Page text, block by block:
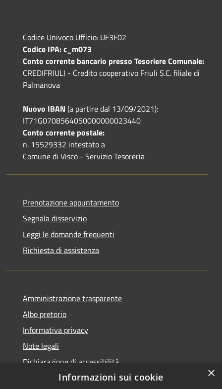
Codice Univoco Ufficio: UF3F02
Codice IPA: c_m073
Conto corrente bancario presso Tesoriere Comunale:
CREDIFRIULI - Credito cooperativo Friuli S.C. filiale di
Palmanova
Nuovo IBAN (a partire dal 13/09/2021):
IT71G0708564050000000023440
Conto corrente postale:
n. 15529332 intestato a
Comune di Visco - Servizio Tesoreria
Prenotazione appuntamento
Segnala disservizio
Leggi le domande frequenti
Richiesta di assistenza
Amministrazione trasparente
Albo pretorio
Informativa privacy
Note legali
Dichiarazione di accessibilità
×
Informazioni sui cookie